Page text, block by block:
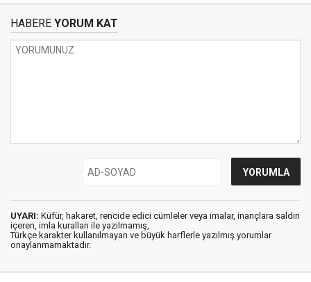
HABERE YORUM KAT
UYARI: Küfür, hakaret, rencide edici cümleler veya imalar, inançlara saldırı
içeren, imla kuralları ile yazılmamış,
Türkçe karakter kullanılmayan ve büyük harflerle yazılmış yorumlar
onaylanmamaktadır.